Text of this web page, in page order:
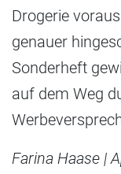
Drogerie
genauer
Sonderheft
auf dem Weg
Farina Haase |